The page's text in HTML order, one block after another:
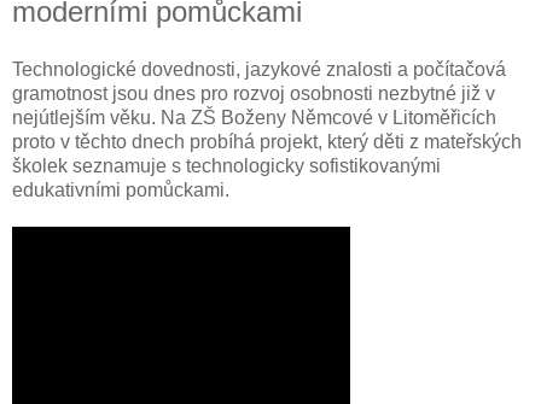
moderními pomůckami
Technologické dovednosti, jazykové znalosti a počítačová
gramotnost jsou dnes pro rozvoj osobnosti nezbytné již v
nejútlejším věku. Na ZŠ Boženy Němcové v Litoměřicích
proto v těchto dnech probíhá projekt, který děti z mateřských
školek seznamuje s technologicky sofistikovanými
edukativními pomůckami.